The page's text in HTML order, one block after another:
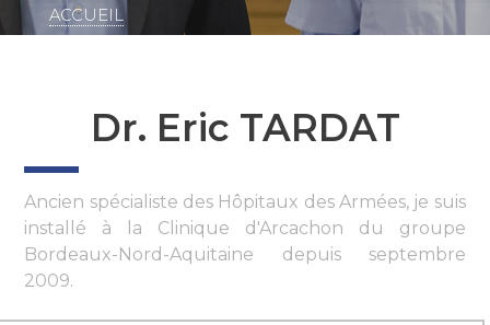
ACCUEIL
Dr. Eric TARDAT
Ancien spécialiste des Hôpitaux des Armées, je suis
installé à la Clinique d'Arcachon du groupe
Bordeaux-Nord-Aquitaine depuis septembre
2009.